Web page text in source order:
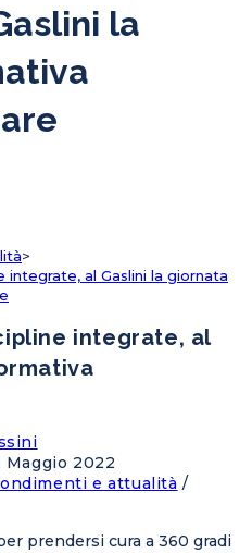
la
>
integrate, al Gaslini la giornata
integrate, al
Maggio 2022
e attualità /
prendersi cura a 360 gradi